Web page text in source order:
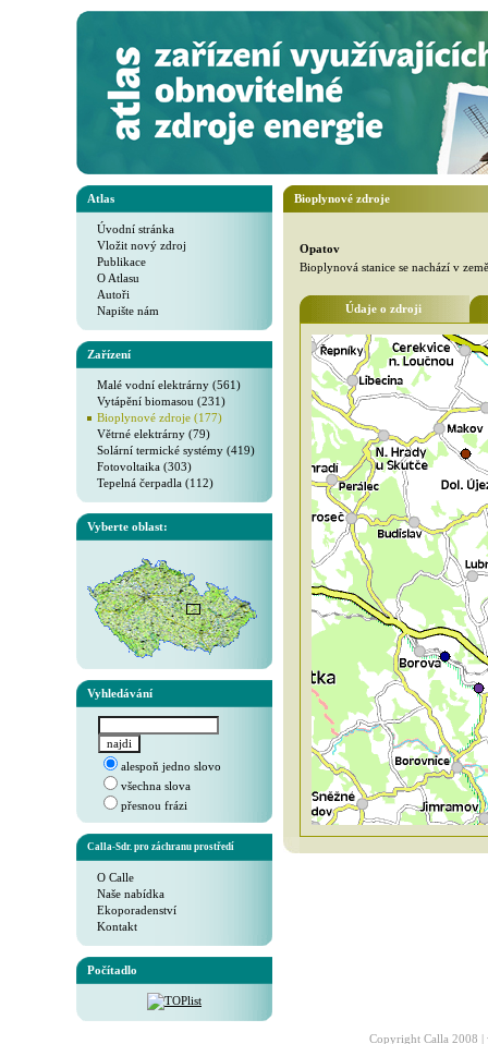
Atlas
Úvodní stránka
Vložit nový zdroj
Publikace
O Atlasu
Autoři
Napište nám
Zařízení
Malé vodní elektrárny (561)
Vytápění biomasou (231)
Bioplynové zdroje (177)
Větrné elektrárny (79)
Solární termické systémy (419)
Fotovoltaika (303)
Tepelná čerpadla (112)
Vyberte oblast:
Vyhledávání
alespoň jedno slovo
všechna slova
přesnou frázi
Calla-Sdr. pro záchranu prostředí
O Calle
Naše nabídka
Ekoporadenství
Kontakt
Počítadlo
Bioplynové zdroje
Opatov
Bioplynová stanice se nachází v
Údaje o zdroji
Copyright Calla 2008 |